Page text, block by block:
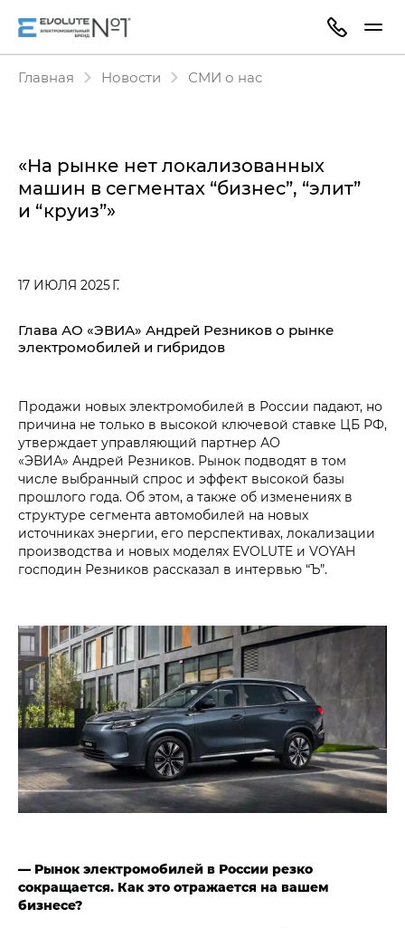
Главная Новости СМИ о нас
«На рынке нет локализованных
машин в сегментах “бизнес”, “элит”
и “круиз”»
17 ИЮЛЯ 2025 Г.
Глава АО «ЭВИА» Андрей Резников о рынке
электромобилей и гибридов
Продажи новых электромобилей в России падают, но
причина не только в высокой ключевой ставке ЦБ РФ,
утверждает управляющий партнер АО
«ЭВИА» Андрей Резников. Рынок подводят в том
числе выбранный спрос и эффект высокой базы
прошлого года. Об этом, а также об изменениях в
структуре сегмента автомобилей на новых
источниках энергии, его перспективах, локализации
производства и новых моделях EVOLUTE и VOYAH
господин Резников рассказал в интервью “Ъ”.
— Рынок электромобилей в России резко
сокращается. Как это отражается на вашем
бизнесе?